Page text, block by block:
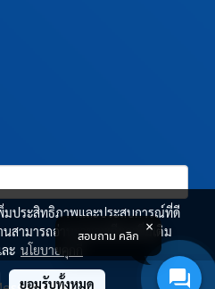
ะนี้ 50
พิ่มประสิทธิภาพและประสบการณ์ที่ดี
สามารถอ่านรายละเอียดเพิ่มเติม
ะ นโยบายคุกกี้
ยอมรับทั้งหมด
สอบถาม คลิก